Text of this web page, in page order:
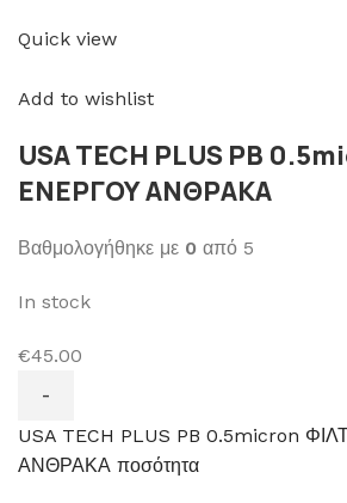
Quick view
Add to wishlist
USA TECH PLUS PB
ΕΝΕΡΓΟΥ ΑΝΘΡΑΚΑ
Βαθμολογήθηκε με 0 από 5
In stock
€45.00
USA TECH PLUS PB 0.5micron
ΑΝΘΡΑΚΑ ποσότητα